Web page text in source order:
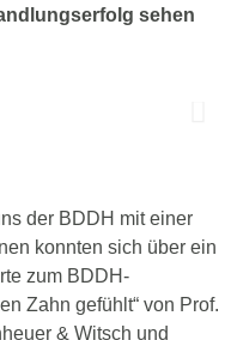
sehen
der BDDH mit einer
konnten sich über ein
zum BDDH-
Zahn gefühlt“ von Prof.
& Witsch und